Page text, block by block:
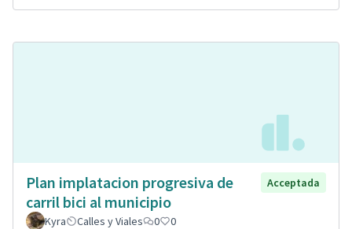
Plan implatacion progresiva de
carril bici al municipio
Acceptada
Kyra Calles y Viales 0 0